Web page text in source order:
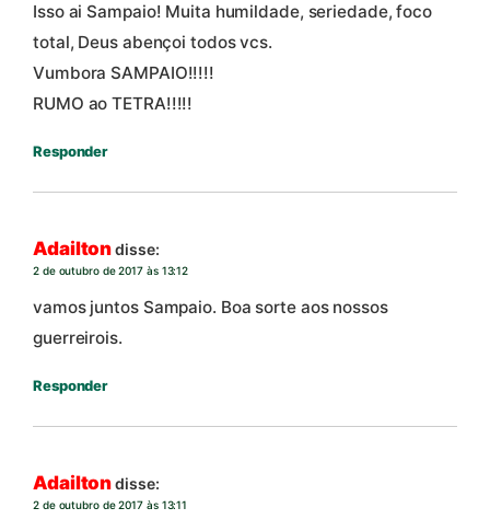
Isso ai Sampaio! Muita humildade, seriedade, foco
total, Deus abençoi todos vcs.
Vumbora SAMPAIO!!!!!
RUMO ao TETRA!!!!!
Responder
Adailtondisse:
2 de outubro de 2017 às 13:12
vamos juntos Sampaio. Boa sorte aos nossos
guerreirois.
Responder
Adailtondisse:
2 de outubro de 2017 às 13:11